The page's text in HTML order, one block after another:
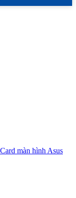
Card màn hình Asus